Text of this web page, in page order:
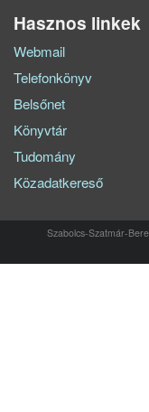
Hasznos linkek
Webmail
Telefonkönyv
Belsőnet
Könyvtár
Tudomány
Közadatkereső
Szabolcs-Szatmár-